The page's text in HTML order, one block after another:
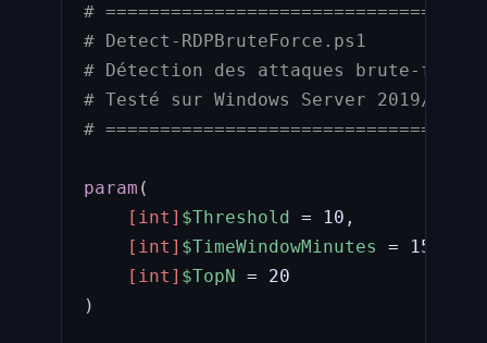
#
# Detect-RDPBruteForce.ps1
# Détection des attaques brute-force
# Testé sur Windows Server 2019/
#
param (
[int] $Threshold = 10 ,
[int] $TimeWindowMinutes = 15
[int] $TopN = 20
)